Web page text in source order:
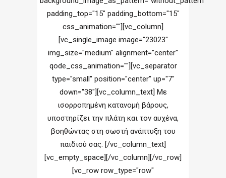
padding_top="15" padding_bottom="15"
css_animation=""][vc_column]
[vc_single_image image="23023"
img_size="medium" alignment="center"
qode_css_animation=""][vc_separator
type="small" position="center" up="7"
down="38"][vc_column_text] Με
ισορροπημένη κατανομή βάρους,
υποστηρίζει την πλάτη και τον αυχένα,
βοηθώντας στη σωστή ανάπτυξη του
παιδιού σας. [/vc_column_text]
[vc_empty_space][/vc_column][/vc_row]
[vc_row row_type="row"